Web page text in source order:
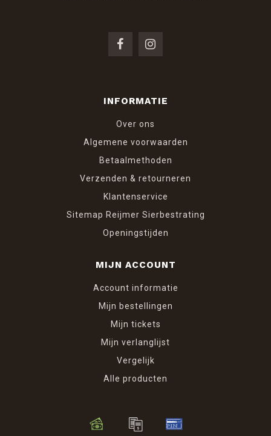
INFORMATIE
Over ons
Algemene voorwaarden
Betaalmethoden
Verzenden & retourneren
Klantenservice
Sitemap Reijmer Sierbestrating
Openingstijden
MIJN ACCOUNT
Account informatie
Mijn bestellingen
Mijn tickets
Mijn verlanglijst
Vergelijk
Alle producten